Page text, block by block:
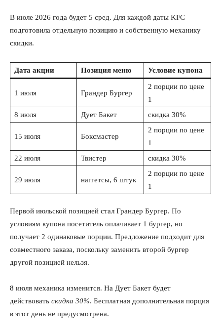
В июле 2026 года будет 5 сред. Для каждой даты KFC
подготовила отдельную позицию и собственную механику
скидки.
Дата акции Позиция меню Условие купона
1 июля Грандер Бургер
2 порции по цене
1
8 июля
Дует Бакет скидка 30%
15 июля Боксмастер
2 порции по цене
1
22 июля
Твистер скидка 30%
29 июля наггетсы, 6 штук
2 порции по цене
1
Первой июльской позицией стал Грандер Бургер. По
условиям купона посетитель оплачивает 1 бургер, но
получает 2 одинаковые порции. Предложение подходит для
совместного заказа, поскольку заменить второй бургер
другой позицией нельзя.
8 июля механика изменится. На Дует Бакет будет
действовать скидка 30%. Бесплатная дополнительная порция
в этот день не предусмотрена.